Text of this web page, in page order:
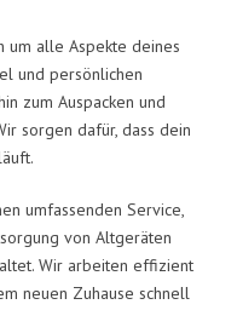
um alle Aspekte deines
und persönlichen
zum Auspacken und
sorgen dafür, dass dein
umfassenden Service,
von Altgeräten
Wir arbeiten effizient
neuen Zuhause schnell